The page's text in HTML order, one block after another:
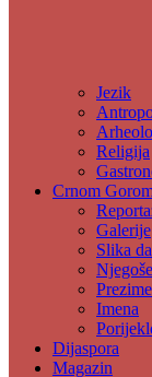
Jezik
Religija
Crnom
Galerije
Slika
Imena
Dijaspora
Magazin